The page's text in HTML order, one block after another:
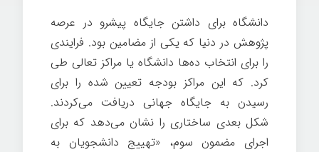
دانشگاه برای داشتن جایگاه پیشرو در عرصه
پژوهش در دنیا که یکی از مضامین بود. فرایندی
را برای انتخاب ده‌ها دانشگاه یا مراکز تعالی طی
کرد. که این مراکز بودجه تعیین شده را برای
رسیدن به جایگاه جهانی دریافت می‌کردند.
شکل بعدی ساختاری را نشان می‌دهد که برای
اجرای مضمون سوم، «تهییج دانشجویان به